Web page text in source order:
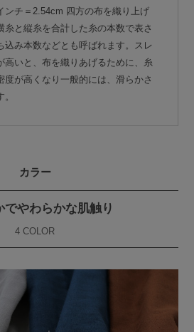
ンチ＝2.54cm 四方の布を織り上げ
糸と縦糸を合計した糸の本数で表さ
込み本数などとも呼ばれます。スレ
高いと、布を織りあげるために、糸
度が高くなり一般的には、滑らかさ
カラー
でやわらかな肌触り
4 COLOR